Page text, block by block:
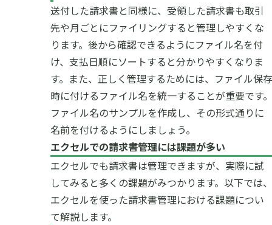
送付した請求書と同様に、受領した請求書も取引
先や月ごとにファイリングすると管理しやすくな
ります。後から確認できるようにファイル名を付
け、支払日順にソートすると分かりやすくなりま
す。 また、正しく管理するためには、ファイル保存
時に付けるファイル名を統一することが重要です。
ファイル名のサンプルを作成し、その形式通りに
名前を付けるようにしましょう。
エクセルでの請求書管理には課題が多い
エクセルでも請求書は管理できますが、実際に試
してみると多くの課題がみつかります。以下では、
エクセルを使った請求書管理における課題につい
て解説します。